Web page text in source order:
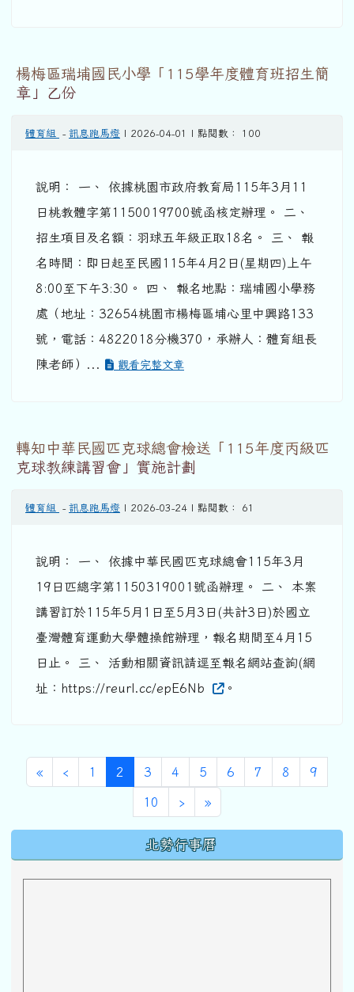
楊梅區瑞埔國民小學「115學年度體育班招生簡
章」乙份
體育組 - 訊息跑馬燈 | 2026-04-01 | 點閱數： 100
說明： 一、 依據桃園市政府教育局115年3月11
日桃教體字第1150019700號函核定辦理。 二、
招生項目及名額：羽球五年級正取18名。 三、 報
名時間：即日起至民國115年4月2日(星期四)上午
8:00至下午3:30。 四、 報名地點：瑞埔國小學務
處（地址：32654桃園市楊梅區埔心里中興路133
號，電話：4822018分機370，承辦人：體育組長
陳老師）...
觀看完整文章
轉知中華民國匹克球總會檢送「115年度丙級匹
克球教練講習會」實施計劃
體育組 - 訊息跑馬燈 | 2026-03-24 | 點閱數： 61
說明： 一、 依據中華民國匹克球總會115年3月
19日匹總字第1150319001號函辦理。 二、 本案
講習訂於115年5月1日至5月3日(共計3日)於國立
臺灣體育運動大學體操館辦理，報名期間至4月15
日止。 三、 活動相關資訊請逕至報名網站查詢(網
址：https://reurl.cc/epE6Nb
。
«第一頁
‹ 上一頁
1 2 (目前頁次)
3 4 5 6 7 8 9
10 ›下一頁
»最後頁
北勢行事曆